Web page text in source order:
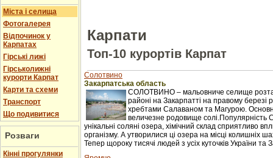
Міста і селища
Фотогалерея
Відпочинок у
Карпатах
Гірські лижі
Гірськолижні
курорти Карпат
Карти та схеми
Транспорт
Що подивитися
Розваги
Кінні прогулянки
Карпати
Топ-10 курортів Карпат
Солотвино
Закарпатська область
СОЛОТВИНО – мальовниче селище
районі на Закарпатті на правому березі
хребтами Салаваном та Магурою.
величезне родовище солі.Популярність
унікальні соляні озера, хімічний склад сприятливо
організму. А утворилися ці озера на місці колишніх
Тепер щороку тисячі людей з усіх куточків України та